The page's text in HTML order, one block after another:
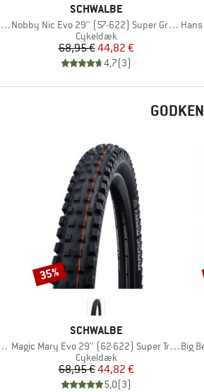
MÆRKE
SCHWALBE
Artikel
Nobby Nic Evo 29'' (57-622) Super Ground FB TLE
Produktgruppe
Cykeldæk
Pris
68,95 €Nedsat pris
44,82 €
4,7(3)
Hans
MÆRKE
SCHWALBE
Artikel
Magic Mary Evo 29'' (62-622) Super Trail TLE
Produktgruppe
Cykeldæk
Pris
68,95 €Nedsat pris
44,82 €
5,0(3)
Rabat
35%
Big